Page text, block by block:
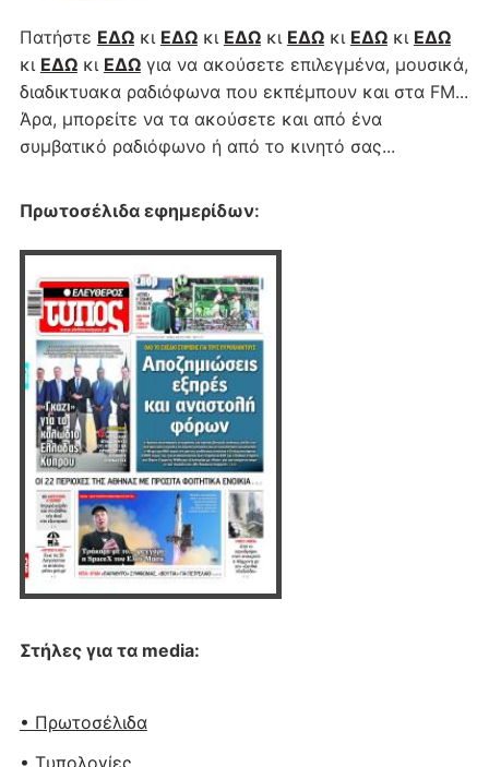
Πατήστε ΕΔΩκι ΕΔΩκι ΕΔΩκι ΕΔΩκι ΕΔΩκι ΕΔΩ
κι ΕΔΩκι ΕΔΩγια να ακούσετε επιλεγμένα, μουσικά,
διαδικτυακα ραδιόφωνα που εκπέμπουν και στα FM...
Άρα, μπορείτε να τα ακούσετε και από ένα
συμβατικό ραδιόφωνο ή από το κινητό σας...
Πρωτοσέλιδα εφημερίδων:
Στήλες για τα media:
• Πρωτοσέλιδα
• Tυπολογίες